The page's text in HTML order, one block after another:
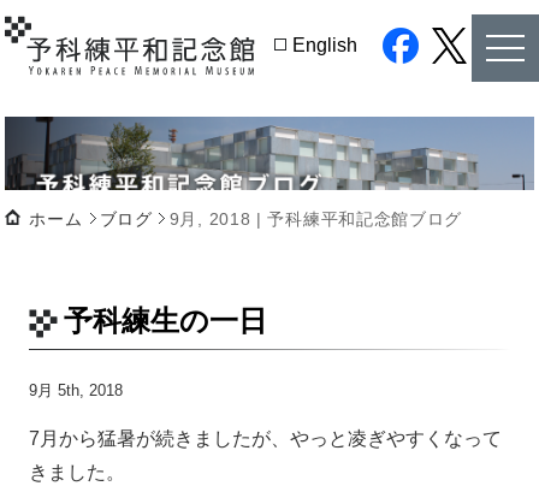
English
twitter
ホーム ブログ 9月, 2018 | 予科練平和記念館ブログ
予科練生の一日
9月 5th, 2018
7月から猛暑が続きましたが、やっと凌ぎやすくなって
きました。